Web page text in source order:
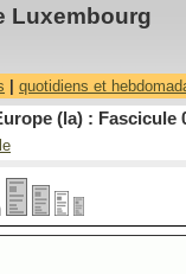
Luxembourg
quotidiens et
(la) : Fascicule